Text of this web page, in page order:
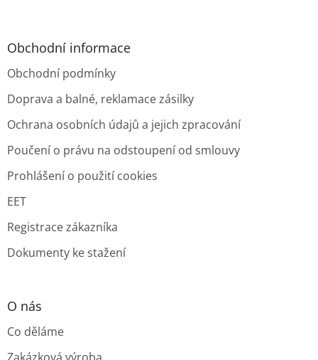
Obchodní informace
Obchodní podmínky
Doprava a balné, reklamace zásilky
Ochrana osobních údajů a jejich zpracování
Poučení o právu na odstoupení od smlouvy
Prohlášení o použití cookies
EET
Registrace zákazníka
Dokumenty ke stažení
O nás
Co děláme